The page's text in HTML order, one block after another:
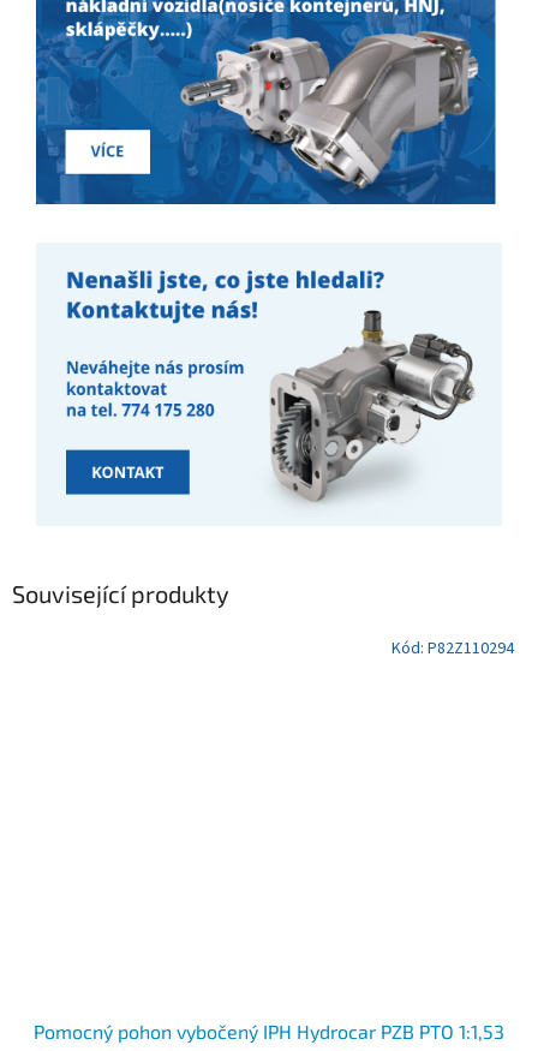
Související produkty
Pomocný pohon vybočený IPH Hydrocar PZB PTO 1:1,53
Kód: P82Z110294